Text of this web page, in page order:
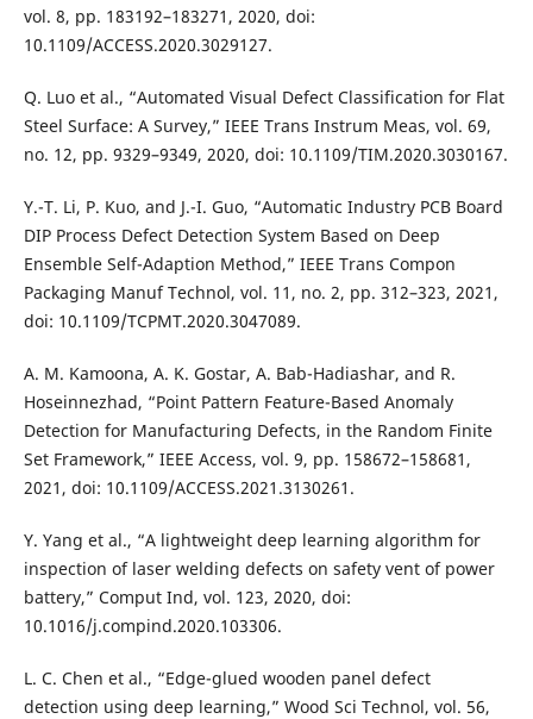
vol. 8, pp. 183192–183271, 2020, doi:
10.1109/ACCESS.2020.3029127.
Q. Luo et al., “Automated Visual Defect Classification for Flat
Steel Surface: A Survey,” IEEE Trans Instrum Meas, vol. 69,
no. 12, pp. 9329–9349, 2020, doi: 10.1109/TIM.2020.3030167.
Y.-T. Li, P. Kuo, and J.-I. Guo, “Automatic Industry PCB Board
DIP Process Defect Detection System Based on Deep
Ensemble Self-Adaption Method,” IEEE Trans Compon
Packaging Manuf Technol, vol. 11, no. 2, pp. 312–323, 2021,
doi: 10.1109/TCPMT.2020.3047089.
A. M. Kamoona, A. K. Gostar, A. Bab-Hadiashar, and R.
Hoseinnezhad, “Point Pattern Feature-Based Anomaly
Detection for Manufacturing Defects, in the Random Finite
Set Framework,” IEEE Access, vol. 9, pp. 158672–158681,
2021, doi: 10.1109/ACCESS.2021.3130261.
Y. Yang et al., “A lightweight deep learning algorithm for
inspection of laser welding defects on safety vent of power
battery,” Comput Ind, vol. 123, 2020, doi:
10.1016/j.compind.2020.103306.
L. C. Chen et al., “Edge-glued wooden panel defect
detection using deep learning,” Wood Sci Technol, vol. 56,